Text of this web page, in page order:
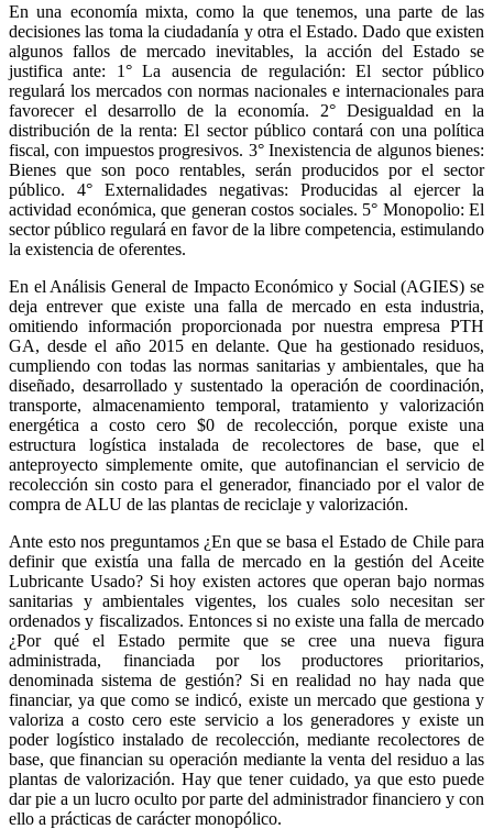
En una economía mixta, como la que tenemos, una parte de las
decisiones las toma la ciudadanía y otra el Estado. Dado que existen
algunos fallos de mercado inevitables, la acción del Estado se
justifica ante: 1° La ausencia de regulación: El sector público
regulará los mercados con normas nacionales e internacionales para
favorecer el desarrollo de la economía. 2° Desigualdad en la
distribución de la renta: El sector público contará con una política
fiscal, con impuestos progresivos. 3° Inexistencia de algunos bienes:
Bienes que son poco rentables, serán producidos por el sector
público. 4° Externalidades negativas: Producidas al ejercer la
actividad económica, que generan costos sociales. 5° Monopolio: El
sector público regulará en favor de la libre competencia, estimulando
la existencia de oferentes.
En el Análisis General de Impacto Económico y Social (AGIES) se
deja entrever que existe una falla de mercado en esta industria,
omitiendo información proporcionada por nuestra empresa PTH
GA, desde el año 2015 en delante. Que ha gestionado residuos,
cumpliendo con todas las normas sanitarias y ambientales, que ha
diseñado, desarrollado y sustentado la operación de coordinación,
transporte, almacenamiento temporal, tratamiento y valorización
energética a costo cero $0 de recolección, porque existe una
estructura logística instalada de recolectores de base, que el
anteproyecto simplemente omite, que autofinancian el servicio de
recolección sin costo para el generador, financiado por el valor de
compra de ALU de las plantas de reciclaje y valorización.
Ante esto nos preguntamos ¿En que se basa el Estado de Chile para
definir que existía una falla de mercado en la gestión del Aceite
Lubricante Usado? Si hoy existen actores que operan bajo normas
sanitarias y ambientales vigentes, los cuales solo necesitan ser
ordenados y fiscalizados. Entonces si no existe una falla de mercado
¿Por qué el Estado permite que se cree una nueva figura
administrada, financiada por los productores prioritarios,
denominada sistema de gestión? Si en realidad no hay nada que
financiar, ya que como se indicó, existe un mercado que gestiona y
valoriza a costo cero este servicio a los generadores y existe un
poder logístico instalado de recolección, mediante recolectores de
base, que financian su operación mediante la venta del residuo a las
plantas de valorización. Hay que tener cuidado, ya que esto puede
dar pie a un lucro oculto por parte del administrador financiero y con
ello a prácticas de carácter monopólico.